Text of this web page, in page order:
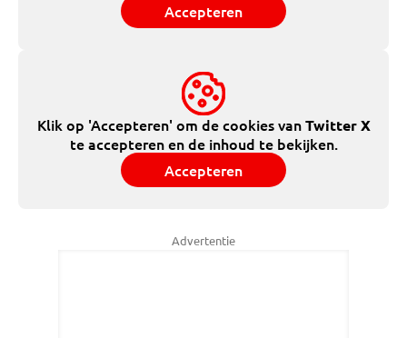
Accepteren
Klik op 'Accepteren' om de cookies vanTwitter X
te accepteren en de inhoud te bekijken.
Accepteren
Advertentie